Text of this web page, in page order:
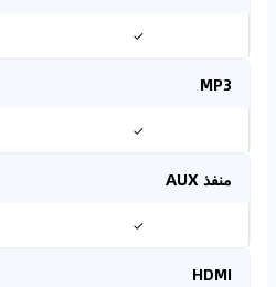
✓
MP3
✓
منفذ AUX
✓
HDMI